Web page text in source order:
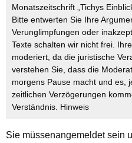
Monatszeitschrift „Tichys
Bitte entwerten Sie Ihre
Verunglimpfungen oder
Texte schalten wir nicht frei.
moderiert, da die juristische
verstehen Sie, dass die
morgens Pause macht und es,
zeitlichen Verzögerungen
Verständnis. Hinweis
Sie müssenangemeldetsein